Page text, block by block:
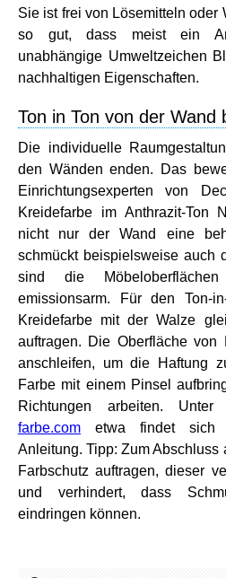
Sie ist frei von Lösemitteln oder
so gut, dass meist ein
unabhängige Umweltzeichen
nachhaltigen Eigenschaften.
Ton in Ton von der Wand
Die individuelle
den Wänden enden. Das
Einrichtungsexperten von
Kreidefarbe im Anthrazit-Ton
nicht nur der Wand eine
schmückt beispielsweise auch
sind die
emissionsarm. Für den Ton-
Kreidefarbe mit der Walze
auftragen. Die Oberfläche von
anschleifen, um die Haftung
Farbe mit einem Pinsel
Richtungen arbeiten. Unter
farbe.com etwa findet sich
Anleitung. Tipp: Zum Abschluss
Farbschutz auftragen, dieser
und verhindert, dass
eindringen können.